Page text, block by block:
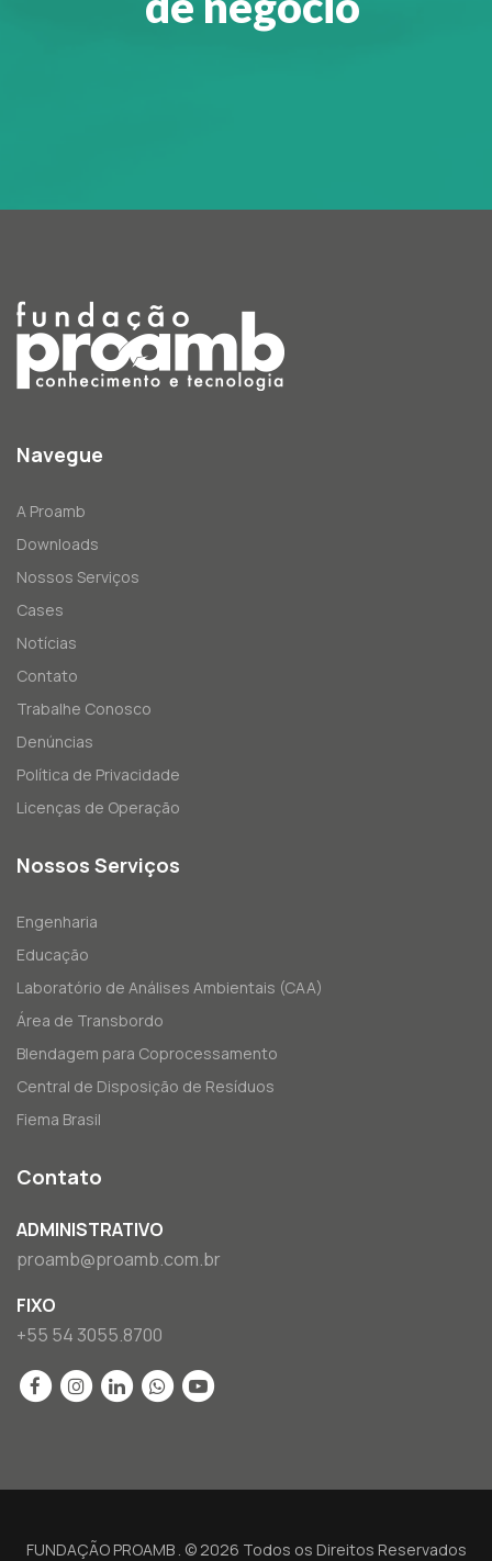
Navegue
A Proamb
Downloads
Nossos Serviços
Cases
Notícias
Contato
Trabalhe Conosco
Denúncias
Política de Privacidade
Licenças de Operação
Nossos Serviços
Engenharia
Educação
Laboratório de Análises Ambientais (CAA)
Área de Transbordo
Blendagem para Coprocessamento
Central de Disposição de Resíduos
Fiema Brasil
Contato
ADMINISTRATIVO
proamb@proamb.com.br
FIXO
+55 54 3055.8700
FUNDAÇÃO PROAMB . © 2026 Todos os Direitos Reservados